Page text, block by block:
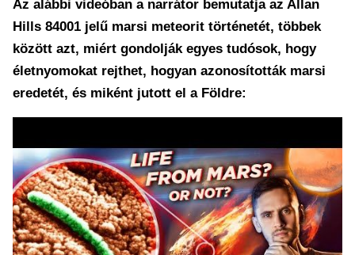
Az alábbi videóban a narrátor bemutatja az Allan
Hills 84001 jelű marsi meteorit történetét, többek
között azt, miért gondolják egyes tudósok, hogy
életnyomokat rejthet, hogyan azonosították marsi
eredetét, és miként jutott el a Földre: